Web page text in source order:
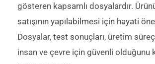
gösteren kapsamlı dosyalardır.
satışının yapılabilmesi için hayati
Dosyalar, test sonuçları, üretim
insan ve çevre için güvenli olduğunu